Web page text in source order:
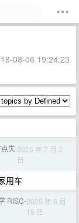
08-06 19:24:23
失 2025 年 7 月 2
日
用车
RISC-2025 年 6 月
19 日